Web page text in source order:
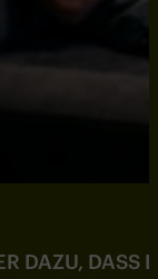
DAZU, DASS